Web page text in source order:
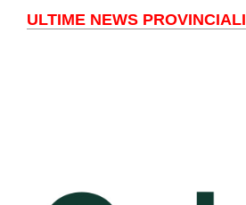
ULTIME NEWS PROVINCIALI